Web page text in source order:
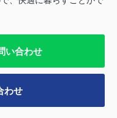
い合わせ
わせ